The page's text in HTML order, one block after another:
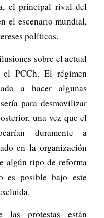
el principal rival del
el escenario mundial,
políticos.
sobre el actual
el PCCh. El régimen
a hacer algunas
para desmovilizar
una vez que el
duramente a
en la organización
algún tipo de reforma
es posible bajo este
las protestas están